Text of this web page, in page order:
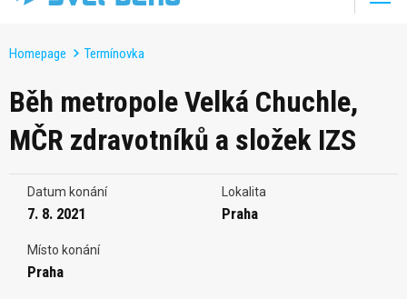
Homepage Termínovka
Běh metropole Velká Chuchle,
MČR zdravotníků a složek IZS
Datum konání
7. 8. 2021
Lokalita
Praha
Místo konání
Praha